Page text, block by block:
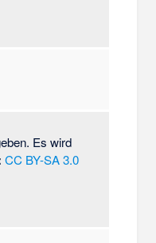
Es wird
CC BY-SA 3.0